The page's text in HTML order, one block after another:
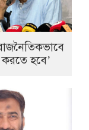
করতে হবে’